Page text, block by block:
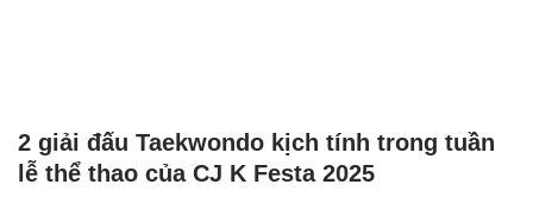
2 giải đấu Taekwondo kịch tính trong tuần
lễ thể thao của CJ K Festa 2025